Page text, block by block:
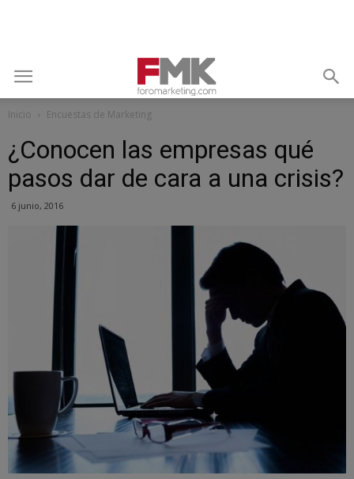
Inicio Encuestas de Marketing
¿Conocen las empresas qué
pasos dar de cara a una crisis?
6 junio, 2016